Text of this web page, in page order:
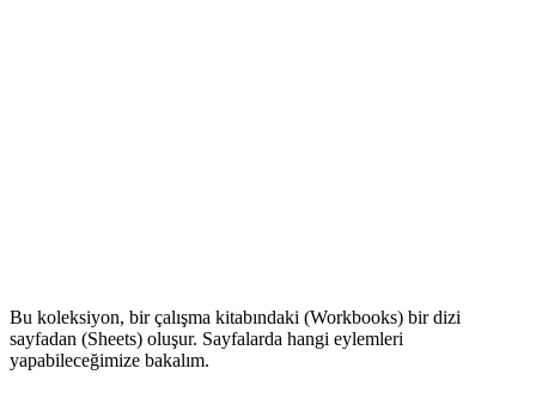
Bu koleksiyon, bir çalışma kitabındaki (Workbooks) bir dizi
sayfadan (Sheets) oluşur. Sayfalarda hangi eylemleri
yapabileceğimize bakalım.